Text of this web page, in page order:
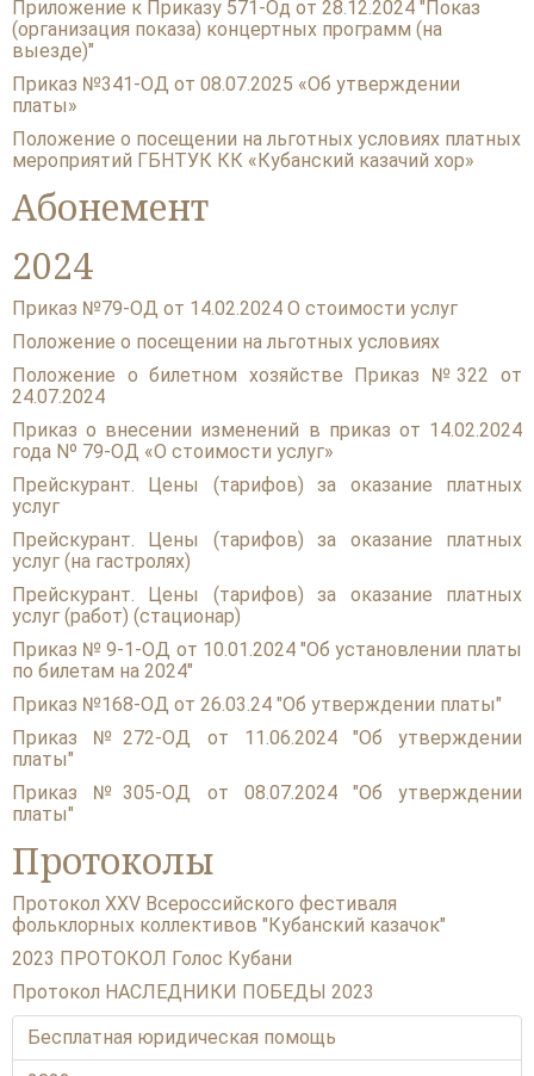
АБОНЕМЕНТ
АФИША
ВИДЕО
ДОКУМЕНТЫ
КОНТАКТЫ
Приложение к Приказу 571-Од от 28.12.2024 "Показ
(организация показа) концертных программ (на
выезде)"
Приказ №341-ОД от 08.07.2025 «Об утверждении
платы»
Положение о посещении на льготных условиях платных
мероприятий ГБНТУК КК «Кубанский казачий хор»
Абонемент
2024
Приказ №79-ОД от 14.02.2024 О стоимости услуг
Положение о посещении на льготных условиях
Положение о билетном хозяйстве Приказ №322 от
24.07.2024
Приказ о внесении изменений в приказ от 14.02.2024
года Nº 79-ОД «О стоимости услуг»
Прейскурант. Цены (тарифов) за оказание платных
услуг
Прейскурант. Цены (тарифов) за оказание платных
услуг (на гастролях)
Прейскурант. Цены (тарифов) за оказание платных
услуг (работ) (стационар)
Приказ № 9-1-ОД от 10.01.2024 "Об установлении платы
по билетам на 2024"
Приказ №168-ОД от 26.03.24 "Об утверждении платы"
Приказ №272-ОД от 11.06.2024 "Об утверждении
платы"
Приказ №305-ОД от 08.07.2024 "Об утверждении
платы"
Протоколы
Протокол XXV Всероссийского фестиваля
фольклорных коллективов "Кубанский казачок"
2023 ПРОТОКОЛ Голос Кубани
Протокол НАСЛЕДНИКИ ПОБЕДЫ 2023
Бесплатная юридическая помощь